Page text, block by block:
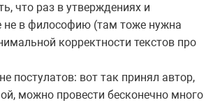
что раз в утверждениях и
не в философию (там тоже нужна
корректности текстов про
постулатов: вот так принял автор,
можно провести бесконечно много